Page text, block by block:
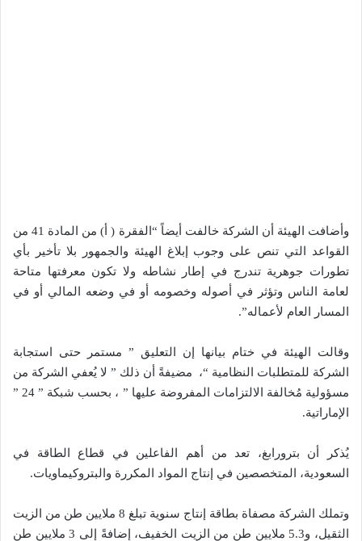
وأضافت الهيئة أن الشركة خالفت أيضاً “الفقرة ( أ) من المادة 41 من
القواعد التي تنص على وجوب إبلاغ الهيئة والجمهور بلا تأخير بأي
تطورات جوهرية تندرج في إطار نشاطه ولا تكون معرفتها متاحة
لعامة الناس وتؤثر في أصوله وخصومه أو في وضعه المالي أو في
المسار العام لأعماله”.
وقالت الهيئة في ختام بيانها إن التعليق ” مستمر حتى استجابة
الشركة للمتطلبات النظامية “، مضيفةً أن ذلك ” لا يُعفي الشركة من
مسؤولية مُخالفة الالتزامات المفروضة عليها ” ، بحسب شبكة ” 24 ”
الإماراتية.
يُذكر أن بترورابغ، تعد من أهم الفاعلين في قطاع الطاقة في
السعودية، المتخصصين في إنتاج المواد المكررة والبتروكيماويات.
وتملك الشركة مصفاة بطاقة إنتاج سنوية تبلغ 8 ملايين طن من الزيت
الثقيل، و5.3 ملايين طن من الزيت الخفيف، إضافةً إلى 3 ملايين طن